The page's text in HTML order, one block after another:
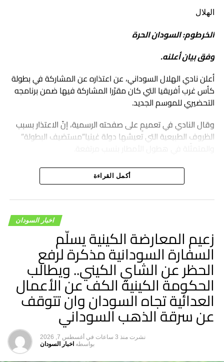
الهلال
الخرطوم: السودان الحرة
وفق بيان أعلنه.
أعلن نادي الهلال السوداني، عن اعتذاره عن المشاركة في بطولة
كأس غرب أفريقيا التي كان مقرّرا المشاركة فيها ضمن برنامجه
التحضيري للموسم الجديد.
وقال النادي في تعميمٍ على صفحته الرسمية، إنّ الاعتذار بسبب
الظروف الطبيعية التي تعيشها دولة غينيا”مستضيف البطولة”
أكمل القراءة
اخبار السودان
زعيم المعارضة الكينية يسلّم
السفارة السودانية مذكرة لرفع
الحظر عن الشاي الكيني.. ويطالب
الحكومة الكينية الكف عن الأعمال
العدائية تجاه السودان وان تتوقف
عن سرقة الذهب السوداني
نشرت منذ 3 ساعات في أغسطس 7, 2026
بواسطه اخبار السودان